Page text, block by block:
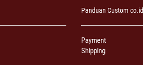
Panduan Custom co.id
Payment
Shipping